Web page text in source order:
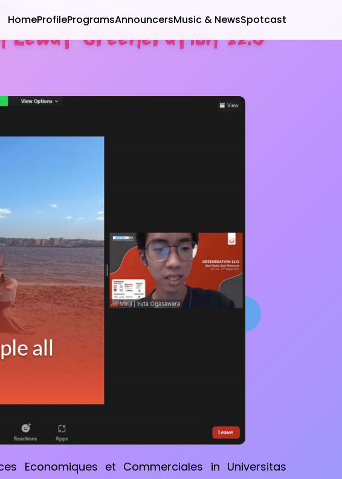
HomeProfileProgramsAnnouncersMusic & NewsSpotcast
Lewat Greeneration 12.0
Economiques et Commerciales in Universitas